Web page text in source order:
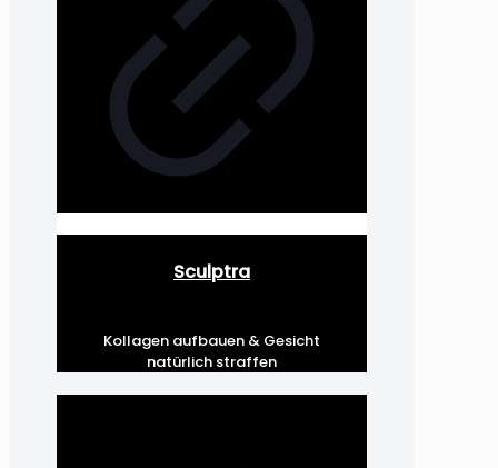
Sculptra
Kollagen aufbauen & Gesicht
natürlich straffen